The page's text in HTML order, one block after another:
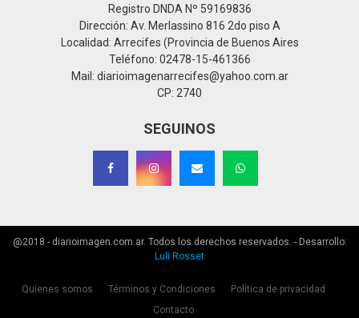
Registro DNDA Nº 59169836
Dirección: Av. Merlassino 816 2do piso A
Localidad: Arrecifes (Provincia de Buenos Aires
Teléfono: 02478-15-461366
Mail: diarioimagenarrecifes@yahoo.com.ar
CP: 2740
SEGUINOS
@2018 - diarioimagen.com.ar. Todos los derechos reservados. - Desarrollo:
Luli Rosset
Quienes somos Términos y Condiciones
Política de privacidad
Contacto